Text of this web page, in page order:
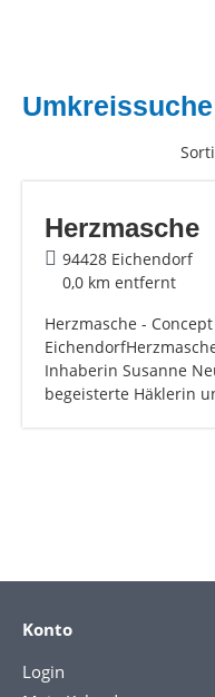
Herzmasche
94428 Eichendorf
0,0 km entfernt
Herzmasche -
Inhaberin Susanne
begeisterte Häklerin
Konto
Login